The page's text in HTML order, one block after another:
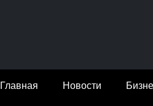
Главная Новости